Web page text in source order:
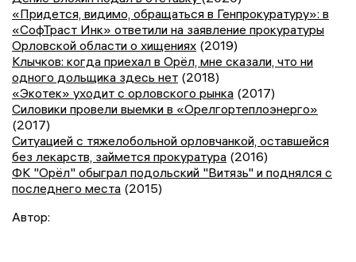
«Придется, видимо, обращаться в Генпрокуратуру»: в
«СофТраст Инк» ответили на заявление прокуратуры
Орловской области о хищениях (2019)
Клычков: когда приехал в Орёл, мне сказали, что ни
одного дольщика здесь нет (2018)
«Экотек» уходит с орловского рынка (2017)
Силовики провели выемки в «Орелгортеплоэнерго»
(2017)
Ситуацией с тяжелобольной орловчанкой, оставшейся
без лекарств, займется прокуратура (2016)
ФК "Орёл" обыграл подольский "Витязь" и поднялся с
последнего места (2015)
Автор: